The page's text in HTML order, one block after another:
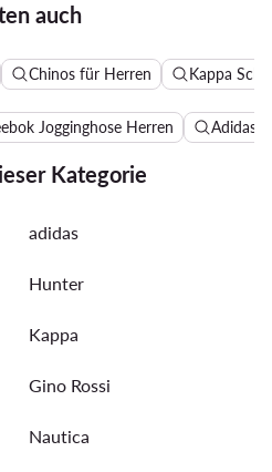
auch
Chinos für Herren Kappa
Jogginghose Herren Adidas
Kategorie
adidas
Hunter
Kappa
Gino Rossi
Nautica